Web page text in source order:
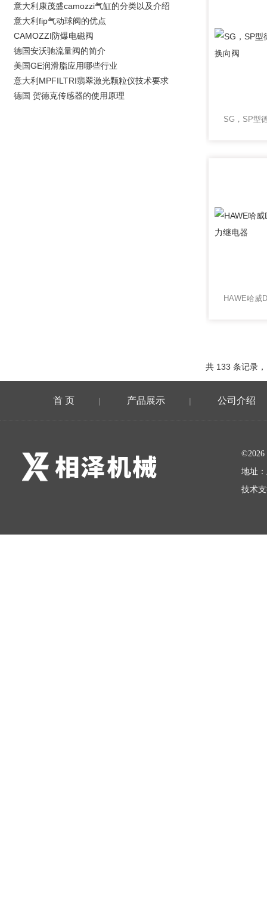
共 133 条记录
意大利康茂盛camozzi气缸的分类以及介绍
意大利fip气动球阀的优点
CAMOZZI防爆电磁阀
德国安沃驰流量阀的简介
美国GE润滑脂应用哪些行业
意大利MPFILTRI翡翠激光颗粒仪技术要求
德国 贺德克传感器的使用原理
首 页 | 产品展示 | 公司介绍
地址
技术